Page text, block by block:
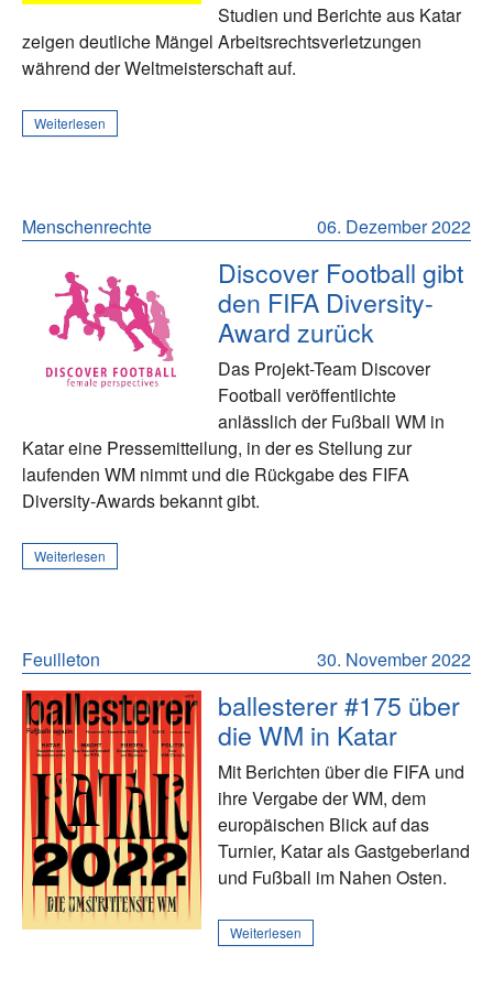
Studien und Berichte aus Katar
zeigen deutliche Mängel Arbeitsrechtsverletzungen
während der Weltmeisterschaft auf.
Weiterlesen
06. Dezember 2022
Menschenrechte
Discover Football gibt
den FIFA Diversity-
Award zurück
Das Projekt-Team Discover
Football veröffentlichte
anlässlich der Fußball WM in
Katar eine Pressemitteilung, in der es Stellung zur
laufenden WM nimmt und die Rückgabe des FIFA
Diversity-Awards bekannt gibt.
Weiterlesen
30. November 2022
Feuilleton
ballesterer #175 über
die WM in Katar
Mit Berichten über die FIFA und
ihre Vergabe der WM, dem
europäischen Blick auf das
Turnier, Katar als Gastgeberland
und Fußball im Nahen Osten.
Weiterlesen